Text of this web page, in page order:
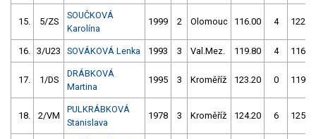
15. 5/ZS
SOUČKOVÁ
Karolína
1999 2 Olomouc 116.00 4
16. 3/U23 SOVÁKOVÁ Lenka 1993 3 Val.Mez. 119.80 4
17. 1/DS
DRÁBKOVÁ
Martina
1995 3 Kroměříž 123.20 0
18. 2/VM
PULKRÁBKOVÁ
Stanislava
1978 3 Kroměříž 124.20 6